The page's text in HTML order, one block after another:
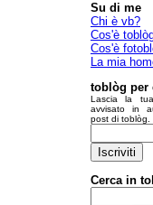
Su di me
Chi è vb?
Cos'è
Cos'è
La mia
toblòg per
Lascia la
avvisato in
post di toblòg.
Cerca in